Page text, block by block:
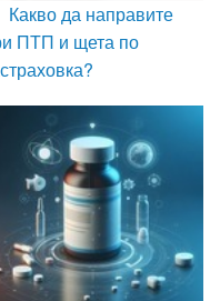
Какво да направите
ПТП и щета по